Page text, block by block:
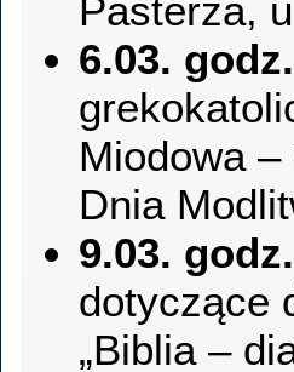
Pasterza,
6.03.
Miodowa
Dnia
9.03.
dotyczące
„Biblia –